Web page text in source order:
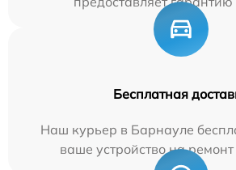
Бесплатная
Наш курьер в Барнауле
ваше устройство на